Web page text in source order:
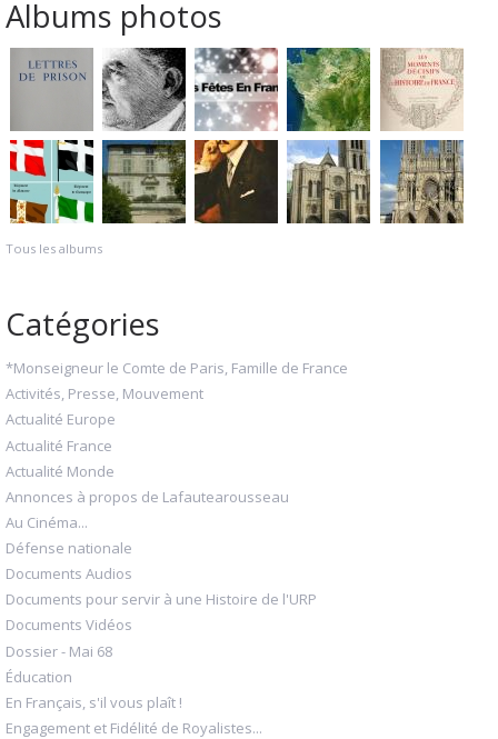
Albums photos
Tous les albums
Catégories
*Monseigneur le Comte de Paris, Famille de France
Activités, Presse, Mouvement
Actualité Europe
Actualité France
Actualité Monde
Annonces à propos de Lafautearousseau
Au Cinéma...
Défense nationale
Documents Audios
Documents pour servir à une Histoire de l'URP
Documents Vidéos
Dossier - Mai 68
Éducation
En Français, s'il vous plaît !
Engagement et Fidélité de Royalistes...